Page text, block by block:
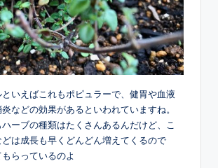
いえばこれもポピュラーで、健胃や血液
などの効果があるといわれていますね。
ーブの種類はたくさんあるんだけど、こ
は成長も早くどんどん増えてくるので
らっているのよ